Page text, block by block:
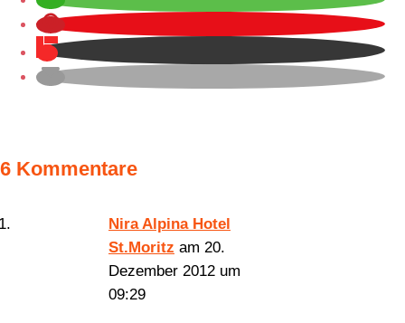
6 Kommentare
Nira Alpina Hotel
St.Moritz am 20.
Dezember 2012 um
09:29